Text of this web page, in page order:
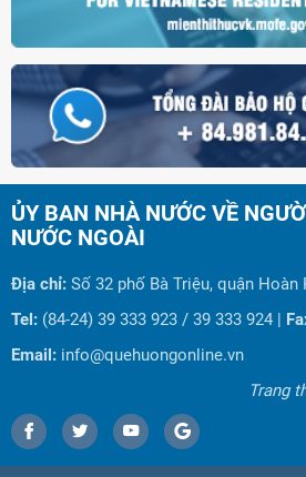
ỦY BAN NHÀ NƯỚC VỀ
NƯỚC NGOÀI
Địa chỉ: Số 32 phố Bà Triệu, quận
Tel: (84-24) 39 333 923 / 39 333 924 |
Email: info@quehuongonline.vn
Trang